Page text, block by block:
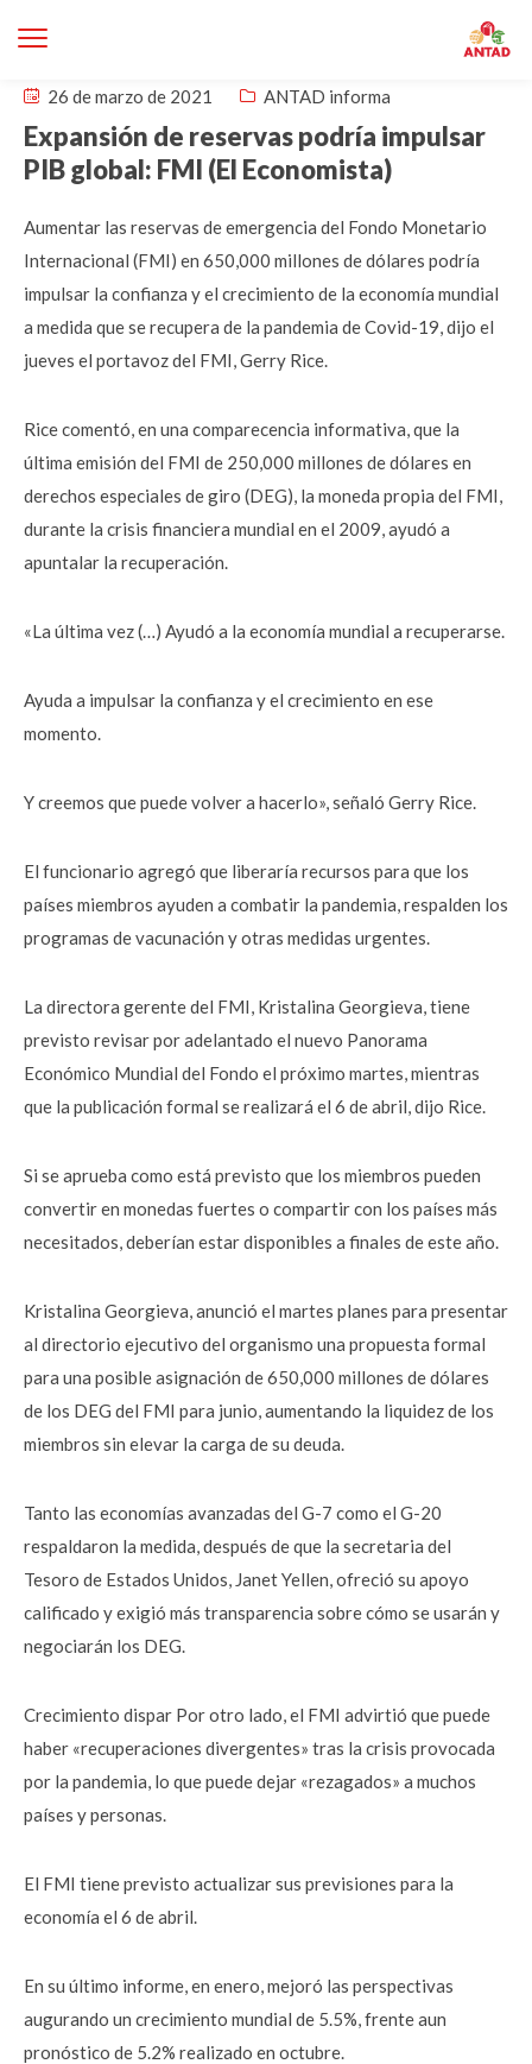
26 de marzo de 2021 ANTAD informa
Expansión de reservas podría impulsar
PIB global: FMI (El Economista)
Aumentar las reservas de emergencia del Fondo Monetario
Internacional (FMI) en 650,000 millones de dólares podría
impulsar la confianza y el crecimiento de la economía mundial
a medida que se recupera de la pandemia de Covid-19, dijo el
jueves el portavoz del FMI, Gerry Rice.
Rice comentó, en una comparecencia informativa, que la
última emisión del FMI de 250,000 millones de dólares en
derechos especiales de giro (DEG), la moneda propia del FMI,
durante la crisis financiera mundial en el 2009, ayudó a
apuntalar la recuperación.
«La última vez (…) Ayudó a la economía mundial a recuperarse.
Ayuda a impulsar la confianza y el crecimiento en ese
momento.
Y creemos que puede volver a hacerlo», señaló Gerry Rice.
El funcionario agregó que liberaría recursos para que los
países miembros ayuden a combatir la pandemia, respalden los
programas de vacunación y otras medidas urgentes.
La directora gerente del FMI, Kristalina Georgieva, tiene
previsto revisar por adelantado el nuevo Panorama
Económico Mundial del Fondo el próximo martes, mientras
que la publicación formal se realizará el 6 de abril, dijo Rice.
Si se aprueba como está previsto que los miembros pueden
convertir en monedas fuertes o compartir con los países más
necesitados, deberían estar disponibles a finales de este año.
Kristalina Georgieva, anunció el martes planes para presentar
al directorio ejecutivo del organismo una propuesta formal
para una posible asignación de 650,000 millones de dólares
de los DEG del FMI para junio, aumentando la liquidez de los
miembros sin elevar la carga de su deuda.
Tanto las economías avanzadas del G-7 como el G-20
respaldaron la medida, después de que la secretaria del
Tesoro de Estados Unidos, Janet Yellen, ofreció su apoyo
calificado y exigió más transparencia sobre cómo se usarán y
negociarán los DEG.
Crecimiento dispar Por otro lado, el FMI advirtió que puede
haber «recuperaciones divergentes» tras la crisis provocada
por la pandemia, lo que puede dejar «rezagados» a muchos
países y personas.
El FMI tiene previsto actualizar sus previsiones para la
economía el 6 de abril.
En su último informe, en enero, mejoró las perspectivas
augurando un crecimiento mundial de 5.5%, frente aun
pronóstico de 5.2% realizado en octubre.